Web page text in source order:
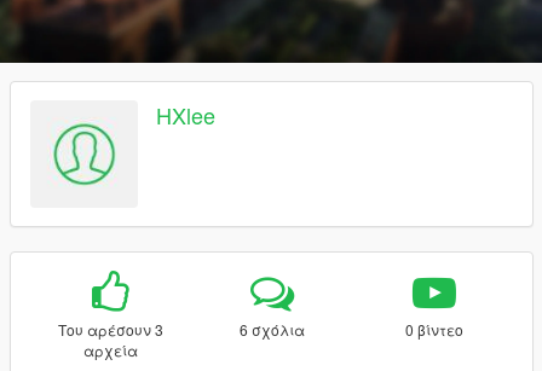
HXlee
Του αρέσουν 3
αρχεία
6 σχόλια 0 βίντεο